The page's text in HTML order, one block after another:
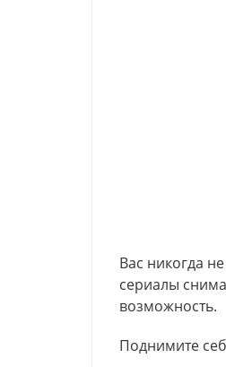
Вас никогда
сериалы
возможность.
Поднимите